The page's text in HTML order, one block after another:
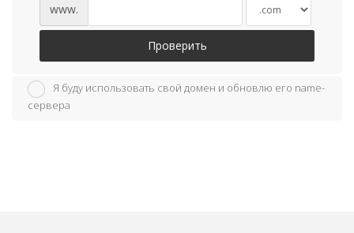
www.
Проверить
Я буду использовать свой домен и обновлю его name-
сервера